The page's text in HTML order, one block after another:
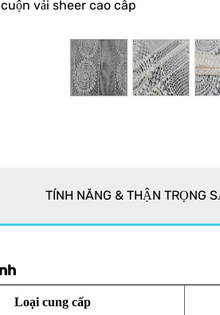
vải sheer cao cấp
TÍNH NĂNG & THẬN TRỌNG
Loại cung cấp